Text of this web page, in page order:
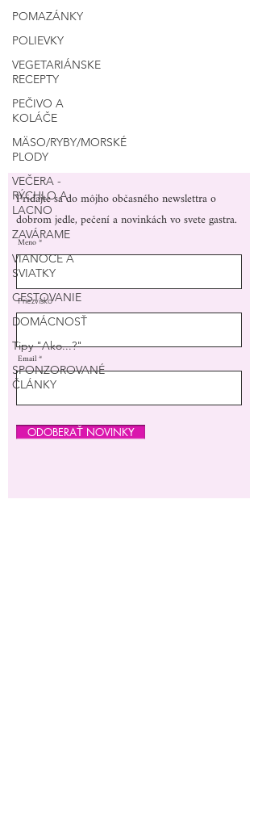
POMAZÁNKY
POLIEVKY
VEGETARIÁNSKE
RECEPTY
PEČIVO A
KOLÁČE
MÄSO/RYBY/MORSKÉ
PLODY
VEČERA -
RÝCHLO A
LACNO
ZAVÁRAME
VIANOCE A
SVIATKY
CESTOVANIE
DOMÁCNOSŤ
Tipy "Ako...?"
SPONZOROVANÉ
ČLÁNKY
Pridajte sa do môjho občasného newslettra o
dobrom jedle, pečení a novinkách vo svete gastra.
Meno
Priezvisko
Email
ODOBERAŤ NOVINKY